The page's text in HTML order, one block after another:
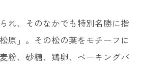
れ、そのなかでも特別名勝に指
原」。その松の葉をモチーフに
粉、砂糖、鶏卵、ベーキングパ